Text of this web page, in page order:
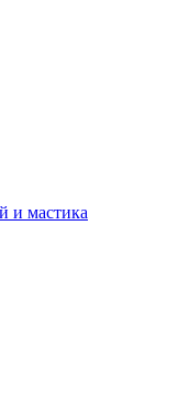
и мастика